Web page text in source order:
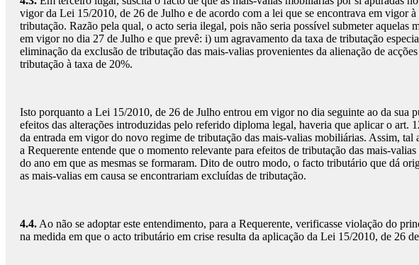
vigor da Lei 15/2010, de 26 de Julho e de acordo com a lei que se encontrava em vigor
tributação. Razão pela qual, o acto seria ilegal, pois não seria possível submeter
em vigor no dia 27 de Julho e que prevê: i) um agravamento da taxa de tributação
eliminação da exclusão de tributação das mais-valias provenientes da alienação de
tributação à taxa de 20%.
Isto porquanto a Lei 15/2010, de 26 de Julho entrou em vigor no dia seguinte ao da sua
efeitos das alterações introduzidas pelo referido diploma legal, haveria que aplicar o
da entrada em vigor do novo regime de tributação das mais-valias mobiliárias. Assim,
a Requerente entende que o momento relevante para efeitos de tributação das mais-
do ano em que as mesmas se formaram. Dito de outro modo, o facto tributário que dá
as mais-valias em causa se encontrariam excluídas de tributação.
4.4. Ao não se adoptar este entendimento, para a Requerente, verificasse violação do
na medida em que o acto tributário em crise resulta da aplicação da Lei 15/2010, de 26